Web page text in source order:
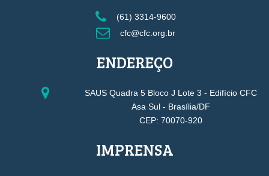
(61) 3314-9600
cfc@cfc.org.br
ENDEREÇO
SAUS Quadra 5 Bloco J Lote 3 - Edifício CFC
Asa Sul - Brasília/DF
CEP: 70070-920
IMPRENSA